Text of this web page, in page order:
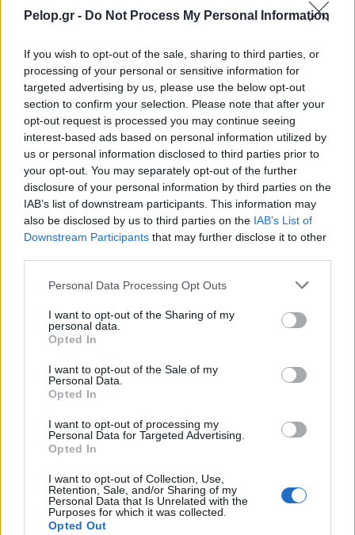
Pelop.gr - Do Not Process My Personal Information
If you wish to opt-out of the sale, sharing to third parties, or
processing of your personal or sensitive information for
targeted advertising by us, please use the below opt-out
section to confirm your selection. Please note that after your
opt-out request is processed you may continue seeing
interest-based ads based on personal information utilized by
us or personal information disclosed to third parties prior to
your opt-out. You may separately opt-out of the further
disclosure of your personal information by third parties on the
IAB’s list of downstream participants. This information may
also be disclosed by us to third parties on the IAB’s List of
Downstream Participants that may further disclose it to other
Please note that this website/app uses one or more Google
not limited to your visit or usage behaviour. You may click to
grant or deny consent to Google and its third-party tags to
use your data for below specified purposes in below Google
consent section.
Personal Data Processing Opt Outs
I want to opt-out of the Sharing of my
personal data.
Opted In
I want to opt-out of the Sale of my
Personal Data.
Opted In
I want to opt-out of processing my
Personal Data for Targeted Advertising.
Opted In
I want to opt-out of Collection, Use,
Retention, Sale, and/or Sharing of my
Personal Data that Is Unrelated with the
Purposes for which it was collected.
Opted Out
Χρησιμοποιείς Google passkeys για τους κωδικούς σου;
Και όμως μπορούν να τους κλέψουν
Μετάλλιο για τον Γυμναστικό Σύλλογο Δύμης στο
Πανελλήνιο Πρωτάθλημα Πίστας